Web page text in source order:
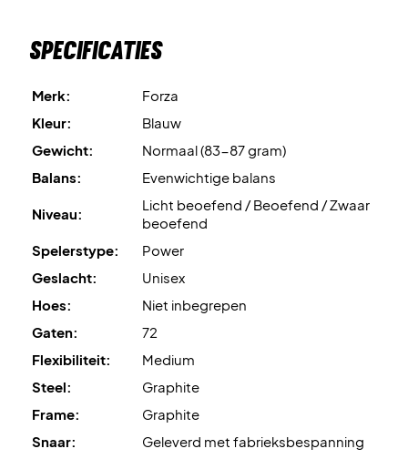
professionele bespanning aan voor optimale prestaties.
Expertadvies
: Voor dit racket adviseren wij een
bespanning met Ashaway Zymax 68 TX op 10,5 kg.
Specificaties
Merk:
Forza
Kleur:
Blauw
Gewicht:
Normaal (83-87 gram)
Balans:
Evenwichtige balans
Niveau:
Licht beoefend / Beoefend / Zwaar
beoefend
Spelerstype:
Power
Geslacht:
Unisex
Hoes:
Niet inbegrepen
Gaten:
72
Flexibiliteit:
Medium
Steel:
Graphite
Frame:
Graphite
Snaar:
Geleverd met fabrieksbespanning